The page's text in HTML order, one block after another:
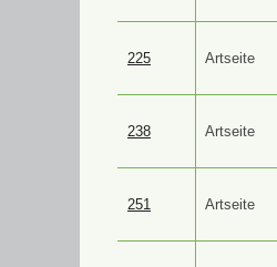
225 Artseite
238 Artseite
251 Artseite